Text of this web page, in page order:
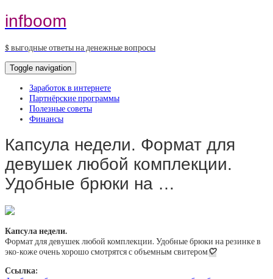
infboom
$ выгодные ответы на денежные вопросы
Toggle navigation
Заработок в интернете
Партнёрские программы
Полезные советы
Финансы
Капсула недели. Формат для
девушек любой комплекции.
Удобные брюки на …
Капсула недели.
Формат для девушек любой комплекции. Удобные брюки на резинке в
эко-коже очень хорошо смотрятся с объемным свитером🤍
Ссылка: